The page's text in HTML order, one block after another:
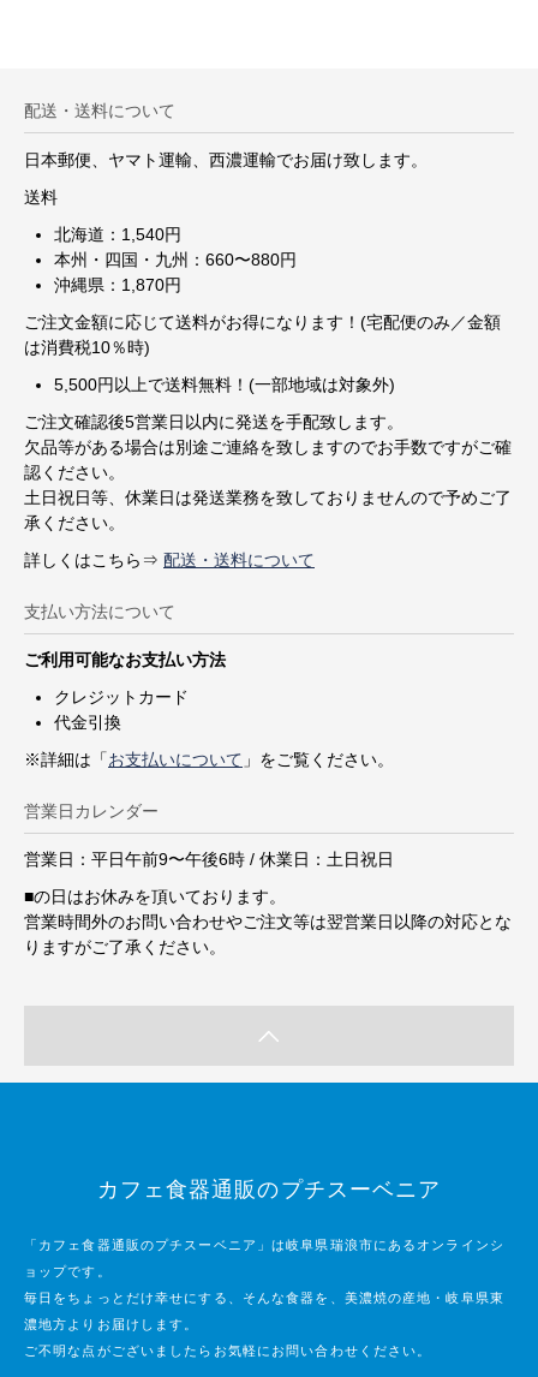
配送・送料について
日本郵便、ヤマト運輸、西濃運輸でお届け致します。
送料
北海道：1,540円
本州・四国・九州：660〜880円
沖縄県：1,870円
ご注文金額に応じて送料がお得になります！(宅配便のみ／金額
は消費税10％時)
5,500円以上で送料無料！(一部地域は対象外)
ご注文確認後5営業日以内に発送を手配致します。
欠品等がある場合は別途ご連絡を致しますのでお手数ですがご確
認ください。
土日祝日等、休業日は発送業務を致しておりませんので予めご了
承ください。
詳しくはこちら⇒ 配送・送料について
支払い方法について
ご利用可能なお支払い方法
クレジットカード
代金引換
※詳細は「お支払いについて 」をご覧ください。
営業日カレンダー
営業日：平日午前9〜午後6時 / 休業日：土日祝日
■の日はお休みを頂いております。
営業時間外のお問い合わせやご注文等は翌営業日以降の対応とな
りますがご了承ください。
カフェ食器通販のプチスーベニア
「カフェ食器通販のプチスーベニア」は岐阜県瑞浪市にあるオンラインシ
ョップです。
毎日をちょっとだけ幸せにする、そんな食器を、美濃焼の産地・岐阜県東
濃地方よりお届けします。
ご不明な点がございましたらお気軽にお問い合わせください。